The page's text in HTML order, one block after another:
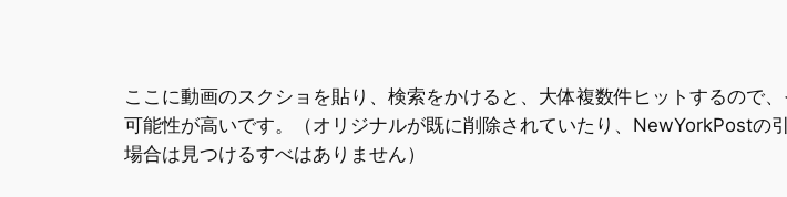
ここに動画のスクショを貼り、検索をかけると、大体複数件ヒットするので
可能性が高いです。（オリジナルが既に削除されていたり、NewYorkPostの
場合は見つけるすべはありません）